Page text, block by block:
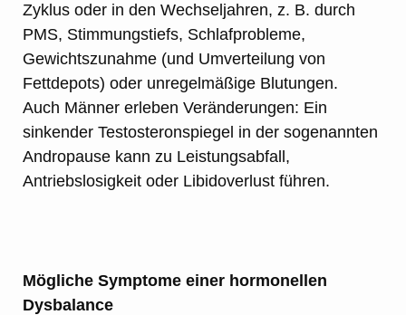
Zyklus oder in den Wechseljahren, z. B. durch
PMS, Stimmungstiefs, Schlafprobleme,
Gewichtszunahme (und Umverteilung von
Fettdepots) oder unregelmäßige Blutungen.
Auch Männer erleben Veränderungen: Ein
sinkender Testosteronspiegel in der sogenannten
Andropause kann zu Leistungsabfall,
Antriebslosigkeit oder Libidoverlust führen.
Mögliche Symptome einer hormonellen
Dysbalance